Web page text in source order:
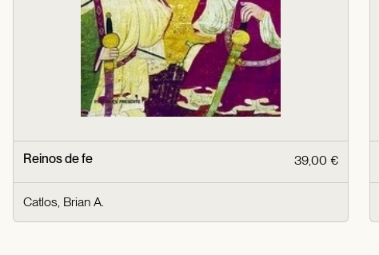
Reinos de fe 39,00 €
Catlos, Brian A.